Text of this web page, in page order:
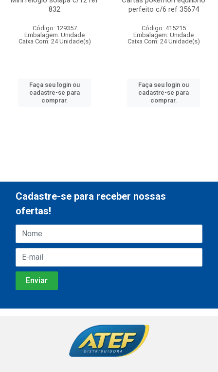
832
Código: 129357
Embalagem: Unidade
Caixa Com: 24 Unidade(s)
Faça seu login ou
cadastre-se para
comprar.
perfeito c/6 ref 35674
Código: 415215
Embalagem: Unidade
Caixa Com: 24 Unidade(s)
Faça seu login ou
cadastre-se para
comprar.
Cadastre-se para receber nossas
ofertas!